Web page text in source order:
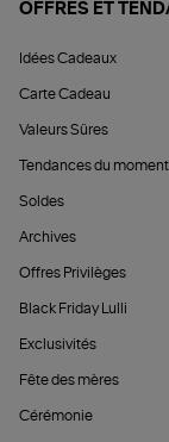
OFFRES ET
Idées Cadeaux
Carte Cadeau
Valeurs Sûres
Tendances du moment
Soldes
Archives
Offres Privilèges
Black Friday Lulli
Exclusivités
Fête des mères
Cérémonie